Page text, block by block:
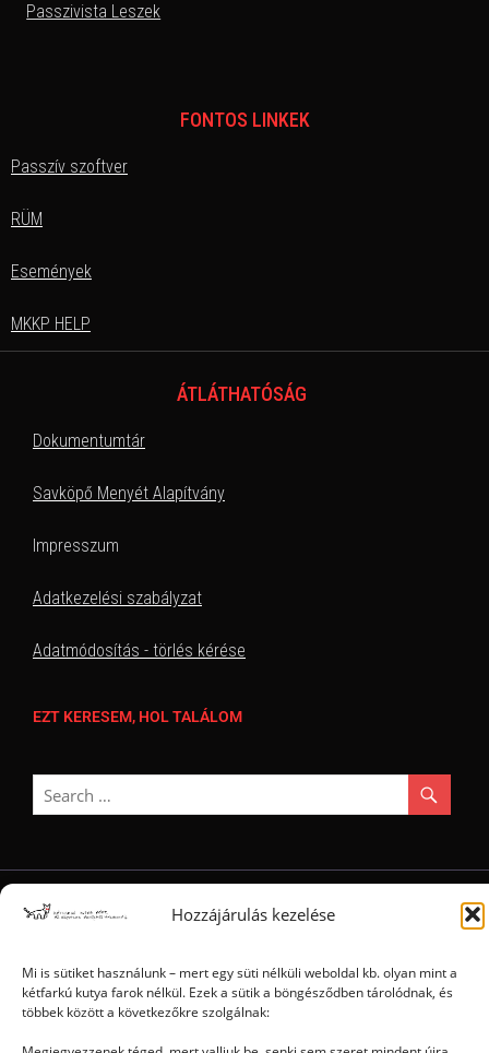
Hozzájárulás kezelése
Mi is sütiket használunk – mert egy süti nélküli weboldal kb. olyan mint a
kétfarkú kutya farok nélkül. Ezek a sütik a böngésződben tárolódnak, és
többek között a következőkre szolgálnak:
Passzivista Leszek
FONTOS LINKEK
Passzív szoftver
RÜM
Események
MKKP HELP
ÁTLÁTHATÓSÁG
Dokumentumtár
Savköpő Menyét Alapítvány
Impresszum
Adatkezelési szabályzat
Adatmódosítás - törlés kérése
EZT KERESEM, HOL TALÁLOM
Ⓒ 2006 - 2026 - Magyar Kétfarkú Kutya Párt - Minden jog fenntartva